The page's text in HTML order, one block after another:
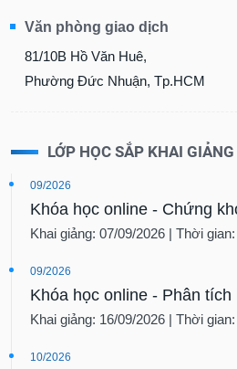
Văn phòng giao dịch
81/10B Hồ Văn Huê,
Phường Đức Nhuận, Tp.HCM
LỚP HỌC SẮP KHAI GIẢNG
09/2026
Khóa học online - Chứng
Khai giảng: 07/09/2026 | Thời
09/2026
Khóa học online - Phân
Khai giảng: 16/09/2026 | Thời
10/2026